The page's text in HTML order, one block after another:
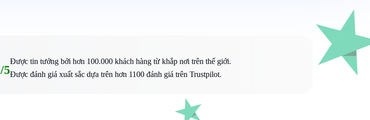
/5
Được tin tưởng bởi hơn 100.000 khách hàng từ khắp nơi trên thế giới.
Được đánh giá xuất sắc dựa trên hơn 1100 đánh giá trên Trustpilot.